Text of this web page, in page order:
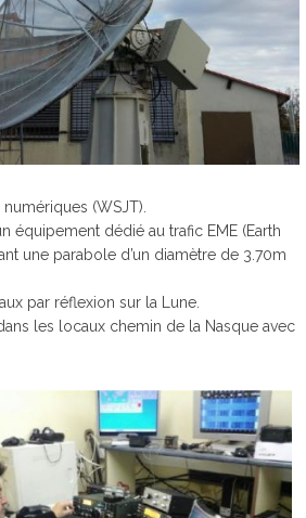
(WSJT).
équipement dédié au trafic EME (Earth
une parabole d’un diamètre de 3.70m
par réflexion sur la Lune.
les locaux chemin de la Nasque avec